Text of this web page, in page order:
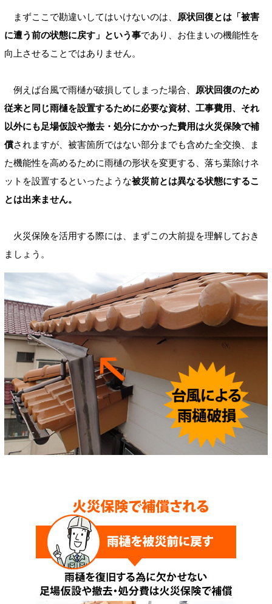
まずここで勘違いしてはいけないのは、
原状回復とは「被害
に遭う前の状態に戻す」という事であり、お住まいの機能性を
向上させることではありません。
例えば台風で雨樋が破損してしまった場合、
原状回復のため
従来と同じ雨樋を設置するために必要な資材、工事費用、それ
以外にも足場仮設や撤去・処分にかかった費用は火災保険で補
償されますが、被害箇所ではない部分までも含めた全交換、ま
た機能性を高めるために雨樋の形状を変更する、落ち葉除けネ
ットを設置するといったような被災前とは異なる状態にするこ
とは出来ません。
火災保険を活用する際には、まずこの大前提を理解しておき
ましょう。